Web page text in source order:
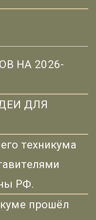
НА 2026-
ДЛЯ
техникума
РФ.
прошёл